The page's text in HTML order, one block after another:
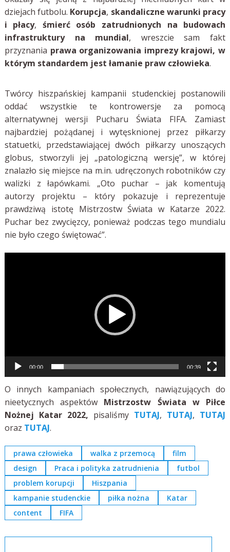
dziejach futbolu. Korupcja, skandaliczne warunki pracy
i płacy, śmierć osób zatrudnionych na budowach
infrastruktury na mundial, wreszcie sam fakt
przyznania prawa organizowania imprezy krajowi, w
którym standardem jest łamanie praw człowieka.
Twórcy hiszpańskiej kampanii studenckiej postanowili
oddać wszystkie te kontrowersje za pomocą
alternatywnej wersji Pucharu Świata FIFA. Zamiast
najbardziej pożądanej i wytęsknionej przez piłkarzy
statuetki, przedstawiającej dwóch piłkarzy unoszących
globus, stworzyli jej „patologiczną wersję”, w której
znalazło się miejsce na m.in. udręczonych robotników czy
walizki z łapówkami. „Oto puchar – jak komentują
autorzy projektu – który pokazuje i reprezentuje
prawdziwą istotę Mistrzostw Świata w Katarze 2022.
Puchar bez zwycięzcy, ponieważ podczas tego mundialu
nie było czego świętować”.
00:00 00:39
O innych kampaniach społecznych, nawiązujących do
nieetycznych aspektów Mistrzostw Świata w Piłce
Nożnej Katar 2022, pisaliśmy TUTAJ, TUTAJ, TUTAJ
oraz TUTAJ.
prawa człowieka walka z przemocą
film
design
Praca i polityka zatrudnienia
futbol
problem korupcji
Hiszpania
kampanie studenckie
piłka nożna
Katar
content
FIFA